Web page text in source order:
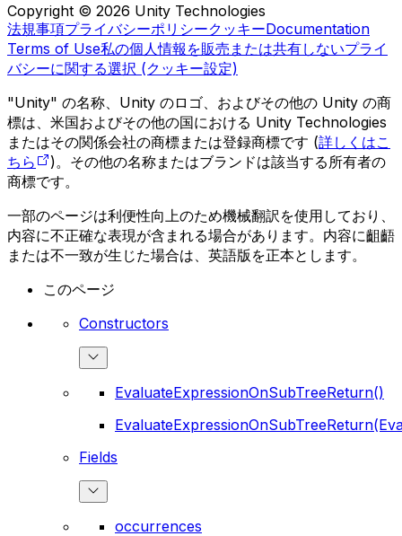
Copyright © 2026 Unity Technologies
法規事項プライバシーポリシークッキーDocumentation
Terms of Use私の個人情報を販売または共有しないプライ
バシーに関する選択 (クッキー設定)
"Unity" の名称、Unity のロゴ、およびその他の Unity の商
標は、米国およびその他の国における Unity Technologies
またはその関係会社の商標または登録商標です (詳しくはこ
ちら
)。その他の名称またはブランドは該当する所有者の
商標です。
一部のページは利便性向上のため機械翻訳を使用しており、
内容に不正確な表現が含まれる場合があります。内容に齟齬
または不一致が生じた場合は、英語版を正本とします。
このページ
Constructors
EvaluateExpressionOnSubTreeReturn()
Fields
occurrences